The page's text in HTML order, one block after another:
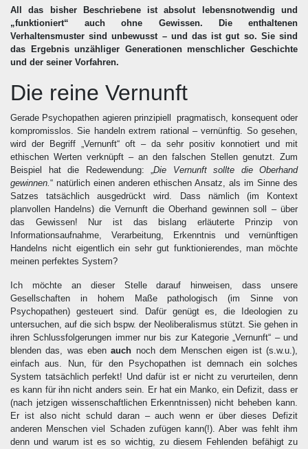
All das bisher Beschriebene ist absolut lebensnotwendig und
„funktioniert“ auch ohne Gewissen. Die enthaltenen
Verhaltensmuster sind unbewusst – und das ist gut so. Sie sind
das Ergebnis unzähliger Generationen menschlicher Geschichte
und der seiner Vorfahren.
Die reine Vernunft
Gerade Psychopathen agieren prinzipiell pragmatisch, konsequent oder
kompromisslos. Sie handeln extrem rational – vernünftig. So gesehen,
wird der Begriff „Vernunft“ oft – da sehr positiv konnotiert und mit
ethischen Werten verknüpft – an den falschen Stellen genutzt. Zum
Beispiel hat die Redewendung: „Die Vernunft sollte die Oberhand
gewinnen.“ natürlich einen anderen ethischen Ansatz, als im Sinne des
Satzes tatsächlich ausgedrückt wird. Dass nämlich (im Kontext
planvollen Handelns) die Vernunft die Oberhand gewinnen soll – über
das Gewissen! Nur ist das bislang erläuterte Prinzip von
Informationsaufnahme, Verarbeitung, Erkenntnis und vernünftigen
Handelns nicht eigentlich ein sehr gut funktionierendes, man möchte
meinen perfektes System?
Ich möchte an dieser Stelle darauf hinweisen, dass unsere
Gesellschaften in hohem Maße pathologisch (im Sinne von
Psychopathen) gesteuert sind. Dafür genügt es, die Ideologien zu
untersuchen, auf die sich bspw. der Neoliberalismus stützt. Sie gehen in
ihren Schlussfolgerungen immer nur bis zur Kategorie „Vernunft“ – und
blenden das, was ebenauch noch dem Menschen eigen ist (s.w.u.),
einfach aus. Nun, für den Psychopathen ist demnach ein solches
System tatsächlich perfekt! Und dafür ist er nicht zu verurteilen, denn
es kann für ihn nicht anders sein. Er hat ein Manko, ein Defizit, dass er
(nach jetzigen wissenschaftlichen Erkenntnissen) nicht beheben kann.
Er ist also nicht schuld daran – auch wenn er über dieses Defizit
anderen Menschen viel Schaden zufügen kann(!). Aber was fehlt ihm
denn und warum ist es so wichtig, zu diesem Fehlenden befähigt zu